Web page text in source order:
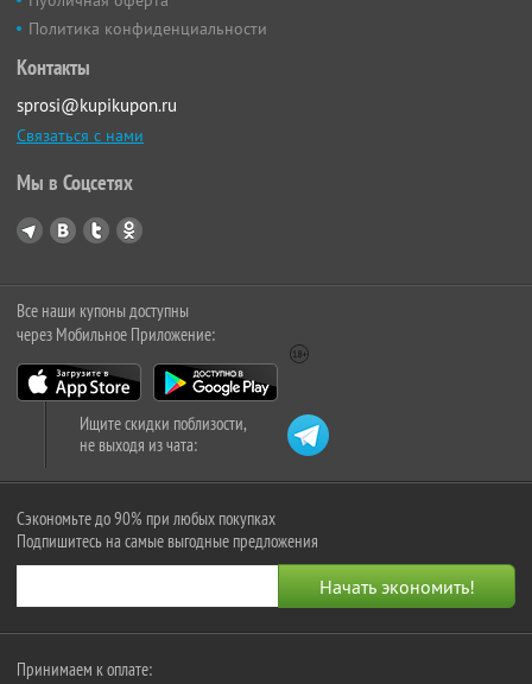
Политика конфиденциальности
Контакты
sprosi@kupikupon.ru
Связаться с нами
Мы в Соцсетях
Все наши купоны доступны
через Мобильное Приложение:
Ищите скидки поблизости,
не выходя из чата:
Сэкономьте до 90% при любых покупках
Подпишитесь на самые выгодные предложения
Принимаем к оплате: